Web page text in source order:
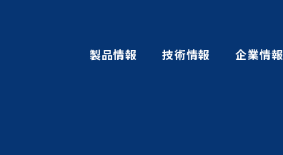
製品情報 技術情報 企業情報